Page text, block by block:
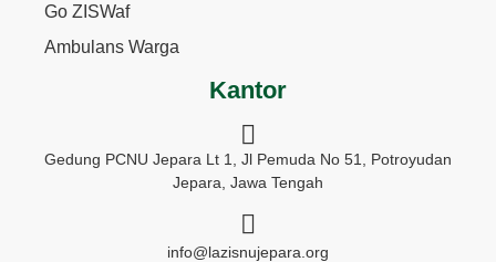
Go ZISWaf
Ambulans Warga
Kantor
Gedung PCNU Jepara Lt 1, Jl Pemuda No 51, Potroyudan
Jepara, Jawa Tengah
info@lazisnujepara.org